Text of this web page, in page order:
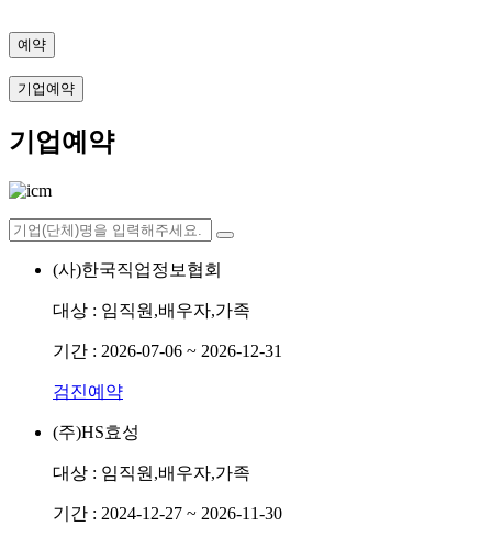
예약
기업예약
기업예약
(사)한국직업정보협회
대상 : 임직원,배우자,가족
기간 : 2026-07-06 ~ 2026-12-31
검진예약
(주)HS효성
대상 : 임직원,배우자,가족
기간 : 2024-12-27 ~ 2026-11-30